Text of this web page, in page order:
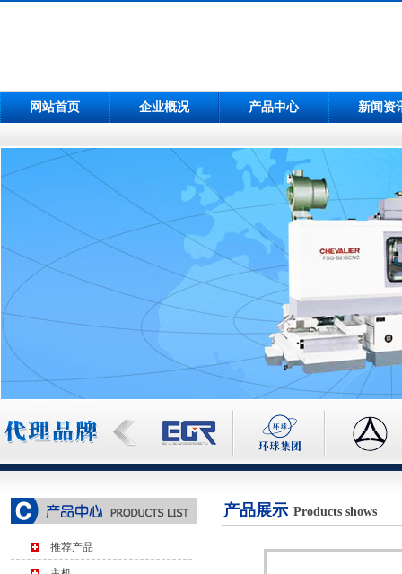
网站首页 企业概况 产品中心 新闻资
推荐产品
产品展示 Products shows